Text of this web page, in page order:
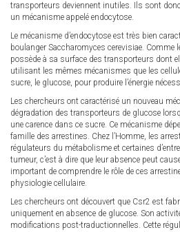
transporteurs deviennent inutiles. Ils sont
un mécanisme appelé endocytose.
Le mécanisme d’endocytose est très bien
boulanger Saccharomyces cerevisiae. Comme
possède à sa surface des transporteurs dont
utilisant les mêmes mécanismes que les
sucre, le glucose, pour produire l’énergie
Les chercheurs ont caractérisé un nouveau
dégradation des transporteurs de glucose
une carence dans ce sucre. Ce mécanisme
famille des arrestines. Chez l’Homme, les
régulateurs du métabolisme et certaines
tumeur, c’est à dire que leur absence peut
important de comprendre le rôle de ces
physiologie cellulaire.
Les chercheurs ont découvert que Csr2 est
uniquement en absence de glucose. Son
modifications post-traductionnelles. Cette